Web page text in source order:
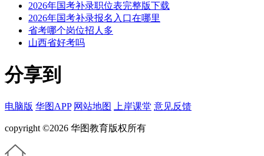
2026年国考补录职位表完整版下载
2026年国考补录报名入口在哪里
省考哪个岗位招人多
山西省好考吗
分享到
电脑版 华图APP 网站地图 上岸课堂 意见反馈
copyright ©2026 华图教育版权所有